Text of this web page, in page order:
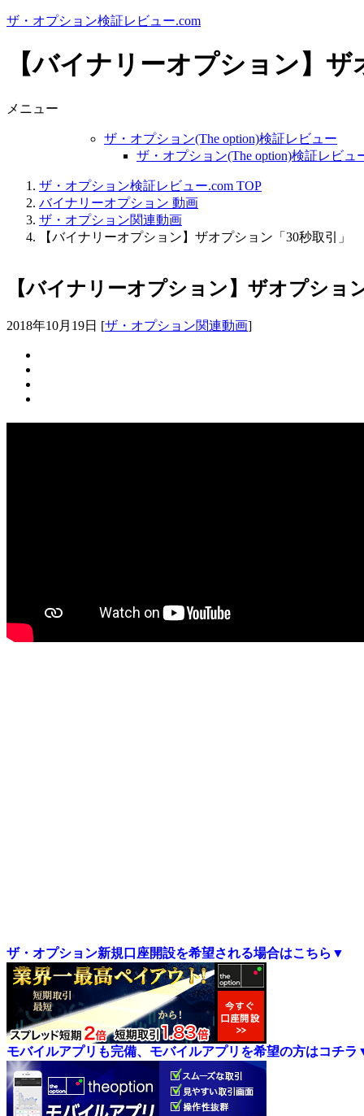
ザ・オプション検証レビュー.com
【バイナリーオプション】
メニュー
ザ・オプション(The option)検証レビュー
ザ・オプション(The option)検証レビュ
ザ・オプション検証レビュー.com TOP
バイナリーオプション 動画
ザ・オプション関連動画
【バイナリーオプション】ザオプション「30秒取引」
【バイナリーオプション】ザオプショ
2018年10月19日 [ザ・オプション関連動画]
ザ・オプション新規口座開設を希望される場合はこちら▼
モバイルアプリも完備、モバイルアプリを希望の方はコチ